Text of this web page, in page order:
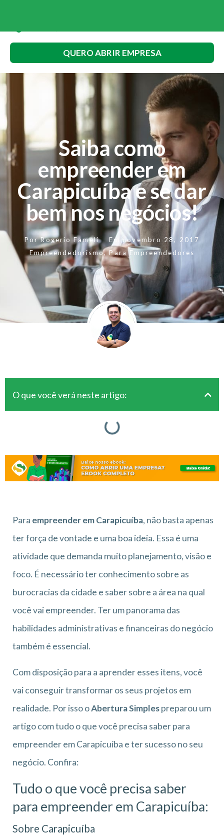
QUERO ABRIR EMPRESA
Saiba como
empreender em
Carapicuíba e se dar
bem nos negócios!
PorRogerio Fameli Em
novembro 28, 2017
Empreendedorismo,Para Empreendedores
O que você verá neste artigo:
Para empreender em Carapicuíba, não basta apenas
ter força de vontade e uma boa ideia. Essa é uma
atividade que demanda muito planejamento, visão e
foco. É necessário ter conhecimento sobre as
burocracias da cidade e saber sobre a área na qual
você vai empreender. Ter um panorama das
habilidades administrativas e financeiras do negócio
também é essencial.
Com disposição para a aprender esses itens, você
vai conseguir transformar os seus projetos em
realidade. Por isso oAbertura Simplespreparou um
artigo com tudo o que você precisa saber para
empreender em Carapicuíba e ter sucesso no seu
negócio. Confira:
Tudo o que você precisa saber
para empreender em Carapicuíba:
Sobre Carapicuíba